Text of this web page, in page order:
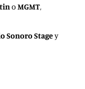
o MGMT,
Sonoro Stagey